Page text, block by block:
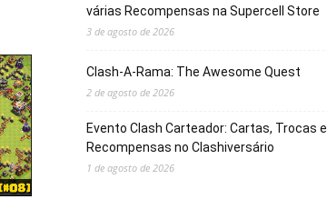
várias Recompensas na Supercell Store
3 de agosto de 2026
Clash-A-Rama: The Awesome Quest
2 de agosto de 2026
Evento Clash Carteador: Cartas, Trocas e
Recompensas no Clashiversário
1 de agosto de 2026